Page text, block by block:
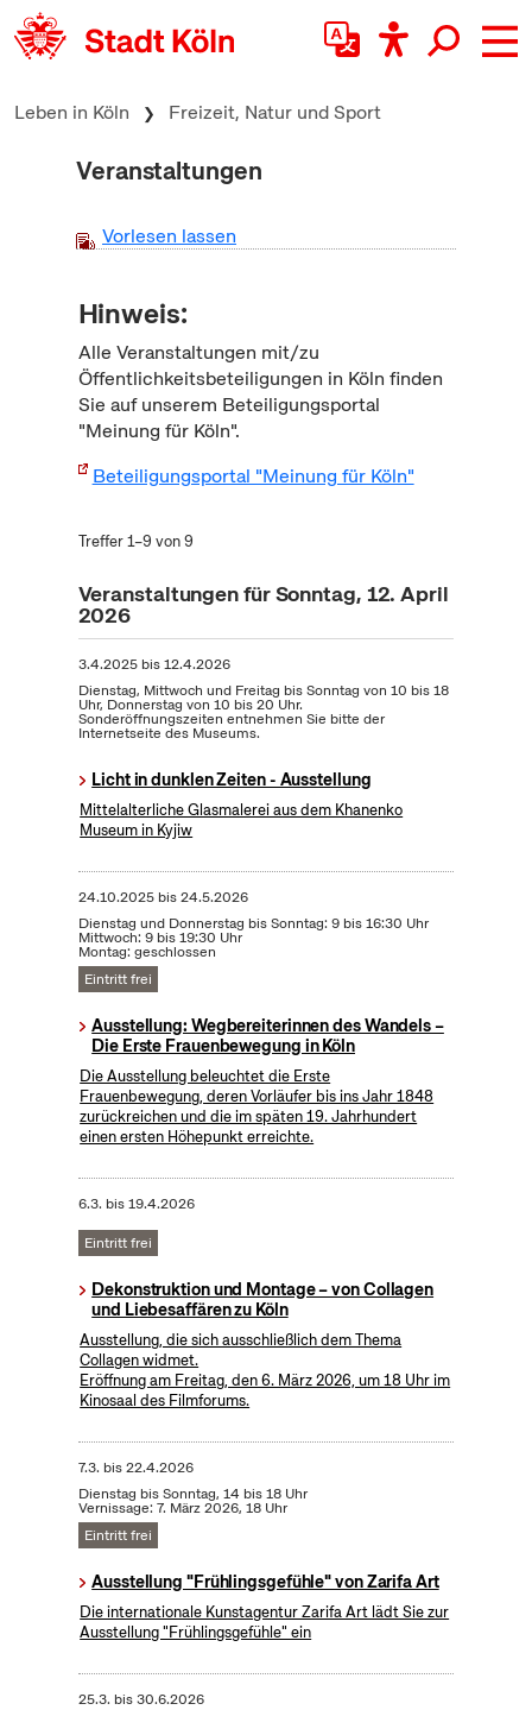
zum Inhalt springen
Leben in Köln Freizeit, Natur und Sport
Veranstaltungen
Vorlesen lassen
Hinweis:
Alle Veranstaltungen mit/zu
Öffentlichkeitsbeteiligungen in Köln finden
Sie auf unserem Beteiligungsportal
"Meinung für Köln".
Beteiligungsportal "Meinung für Köln"
Treffer 1–9 von 9
Veranstaltungen für Sonntag, 12. April
2026
3.4.2025bis12.4.2026
Dienstag, Mittwoch und Freitag bis Sonntag von 10 bis 18
Uhr, Donnerstag von 10 bis 20 Uhr.
Sonderöffnungszeiten entnehmen Sie bitte der
Internetseite des Museums.
Licht in dunklen Zeiten - Ausstellung
Mittelalterliche Glasmalerei aus dem Khanenko
Museum in Kyjiw
24.10.2025bis24.5.2026
Dienstag und Donnerstag bis Sonntag: 9 bis 16:30 Uhr
Mittwoch: 9 bis 19:30 Uhr
Montag: geschlossen
Eintritt frei
Ausstellung: Wegbereiterinnen des Wandels –
Die Erste Frauenbewegung in Köln
Die Ausstellung beleuchtet die Erste
Frauenbewegung, deren Vorläufer bis ins Jahr 1848
zurückreichen und die im späten 19. Jahrhundert
einen ersten Höhepunkt erreichte.
6.3. bis19.4.2026
Eintritt frei
Dekonstruktion und Montage – von Collagen
und Liebesaffären zu Köln
Ausstellung, die sich ausschließlich dem Thema
Collagen widmet.
Eröffnung am Freitag, den 6. März 2026, um 18 Uhr im
Kinosaal des Filmforums.
7.3. bis22.4.2026
Dienstag bis Sonntag, 14 bis 18 Uhr
Vernissage: 7. März 2026, 18 Uhr
Eintritt frei
Ausstellung "Frühlingsgefühle" von Zarifa Art
Die internationale Kunstagentur Zarifa Art lädt Sie zur
Ausstellung "Frühlingsgefühle" ein
25.3. bis30.6.2026